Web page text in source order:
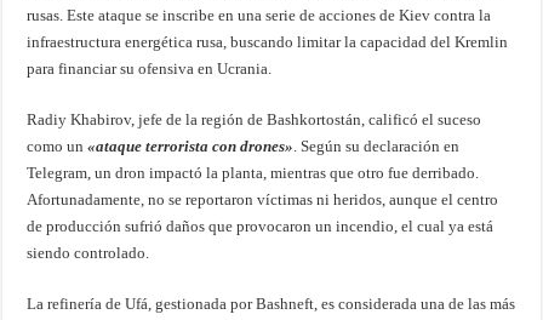
rusas. Este ataque se inscribe en una serie de acciones de Kiev contra la
infraestructura energética rusa, buscando limitar la capacidad del Kremlin
para financiar su ofensiva en Ucrania.
Radiy Khabirov, jefe de la región de Bashkortostán, calificó el suceso
como un«ataque terrorista con drones». Según su declaración en
Telegram, un dron impactó la planta, mientras que otro fue derribado.
Afortunadamente, no se reportaron víctimas ni heridos, aunque el centro
de producción sufrió daños que provocaron un incendio, el cual ya está
siendo controlado.
La refinería de Ufá, gestionada por Bashneft, es considerada una de las más